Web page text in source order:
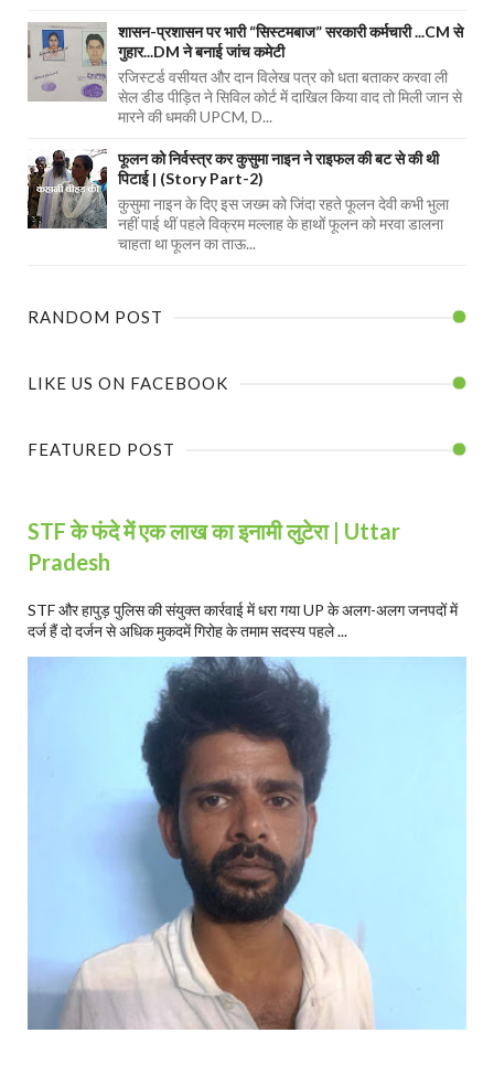
शासन-प्रशासन पर भारी “सिस्टमबाज” सरकारी कर्मचारी ...CM से
गुहार...DM ने बनाई जांच कमेटी
रजिस्टर्ड वसीयत और दान विलेख पत्र को धता बताकर करवा ली
सेल डीड पीड़ित ने सिविल कोर्ट में दाखिल किया वाद तो मिली जान से
मारने की धमकी UPCM, D...
फूलन को निर्वस्त्र कर कुसुमा नाइन ने राइफल की बट से की थी
पिटाई | (Story Part-2)
कुसुमा नाइन के दिए इस जख्म को जिंदा रहते फूलन देवी कभी भुला
नहीं पाई थीं पहले विक्रम मल्लाह के हाथों फूलन को मरवा डालना
चाहता था फूलन का ताऊ...
RANDOM POST
LIKE US ON FACEBOOK
FEATURED POST
STF के फंदे में एक लाख का इनामी लुटेरा | Uttar
Pradesh
STF और हापुड़ पुलिस की संयुक्त कार्रवाई में धरा गया UP के अलग-अलग जनपदों में
दर्ज हैं दो दर्जन से अधिक मुकदमें गिरोह के तमाम सदस्य पहले ...